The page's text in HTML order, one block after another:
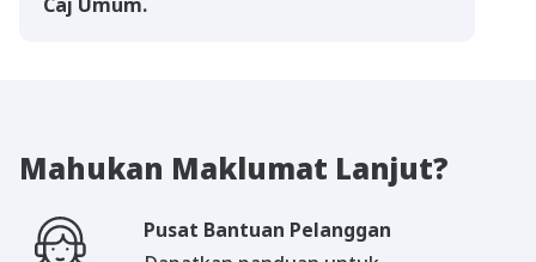
Mahukan Maklumat Lanjut?
Pusat Bantuan Pelanggan